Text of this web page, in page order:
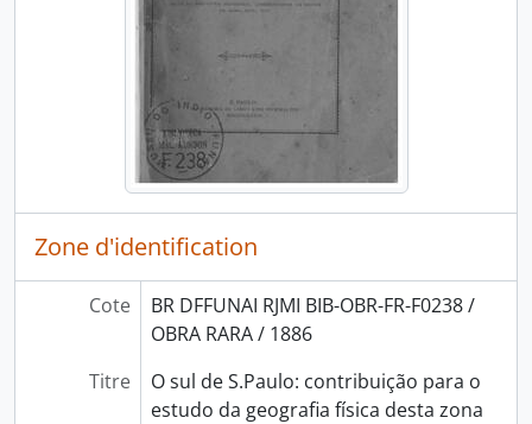
Zone d'identification
Cote
BR DFFUNAI RJMI BIB-OBR-FR-F0238 /
OBRA RARA / 1886
Titre
O sul de S.Paulo: contribuição para o
estudo da geografia física desta zona